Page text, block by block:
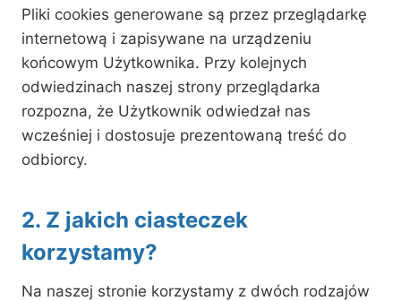
Pliki cookies generowane są przez przeglądarkę
internetową i zapisywane na urządzeniu
końcowym Użytkownika. Przy kolejnych
odwiedzinach naszej strony przeglądarka
rozpozna, że Użytkownik odwiedzał nas
wcześniej i dostosuje prezentowaną treść do
odbiorcy.
2. Z jakich ciasteczek
korzystamy?
Na naszej stronie korzystamy z dwóch rodzajów